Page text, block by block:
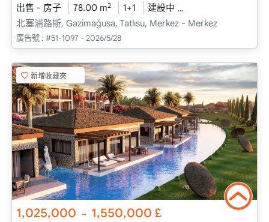
出售 - 房子 78.00 m2 1+1 建設中
北塞浦路斯, Gazimağusa, Tatlısu, Merkez - Merkez
廣告號 : #51-1097 - 2026/5/28
新增收藏夾
1,025,000 ~ 1,550,000 £